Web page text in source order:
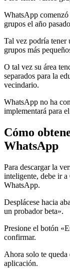
WhatsApp comenzó
grupos el año
Tal vez podría tener
grupos más
O tal vez su área
separados para la
vecindario.
WhatsApp no ​​ha
implementará para
Cómo
WhatsApp
Para descargar la
inteligente, debe ir
WhatsApp.
Desplácese hacia
un probador beta».
Presione el botón
confirmar.
Ahora solo te queda
aplicación.